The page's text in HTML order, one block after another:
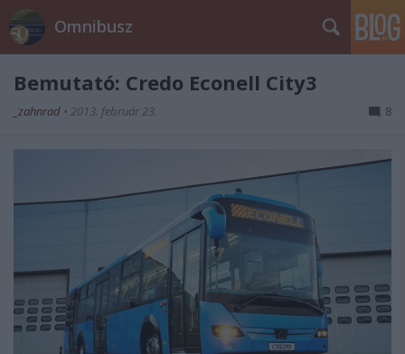
Omnibusz
Bemutató: Credo Econell City3
_zahnrad • 2013. február 23. 8